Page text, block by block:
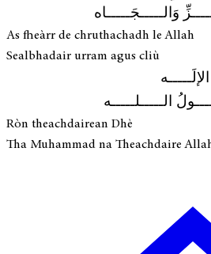
وَالـــــجَـــــاه
As fheàrr de chruthachadh le Allah
Sealbhadair urram agus cliù
الـــــلـــــه
Ròn theachdairean Dhè
Tha Muhammad na Theachdaire